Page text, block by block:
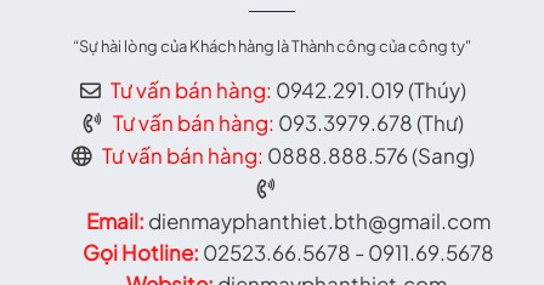
“Sự hài lòng của Khách hàng là Thành công của công ty"
Tư vấn bán hàng: 0942.291.019 (Thúy)
Tư vấn bán hàng: 093.3979.678 (Thư)
Tư vấn bán hàng: 0888.888.576 (Sang)
Email: dienmayphanthiet.bth@gmail.com
Gọi Hotline: 02523.66.5678 - 0911.69.5678